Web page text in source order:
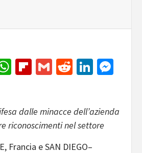
WhatsApp
Flipboard
GmailReddit
dalle minacce dell’azienda
riconoscimenti nel settore
Francia e SAN DIEGO–